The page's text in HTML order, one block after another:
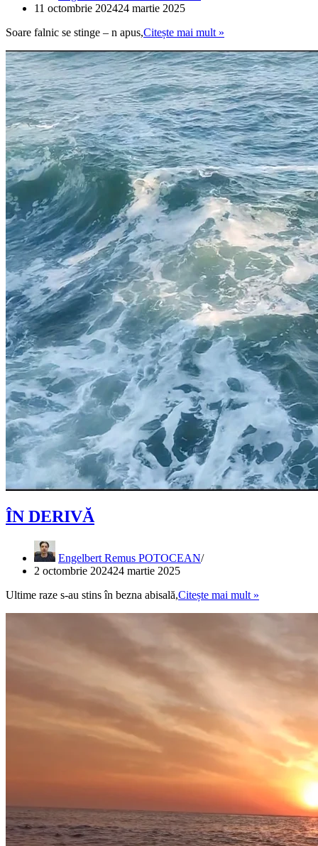
11 octombrie 202424 martie 2025
Soare falnic se stinge – n apus,Citește mai mult »
ÎN DERIVĂ
Engelbert Remus POTOCEAN
2 octombrie 202424 martie 2025
Ultime raze s-au stins în bezna abisală,Citește mai mult »